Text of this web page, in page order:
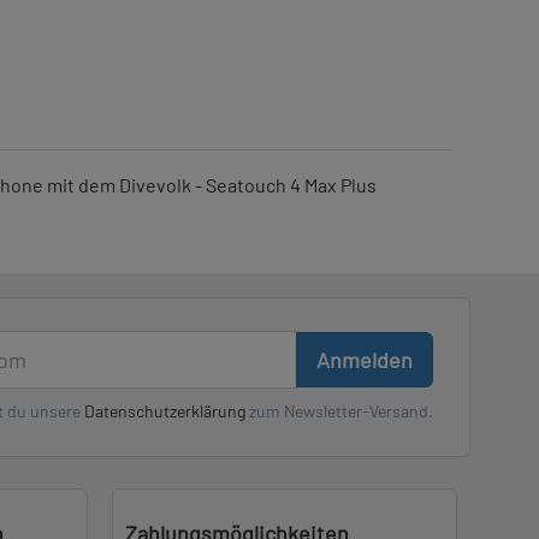
mit dem Divevolk - Seatouch 4 Max Plus
Anmelden
du unsere Datenschutzerklärung zum Newsletter-Versand.
Zahlungsmöglichkeiten